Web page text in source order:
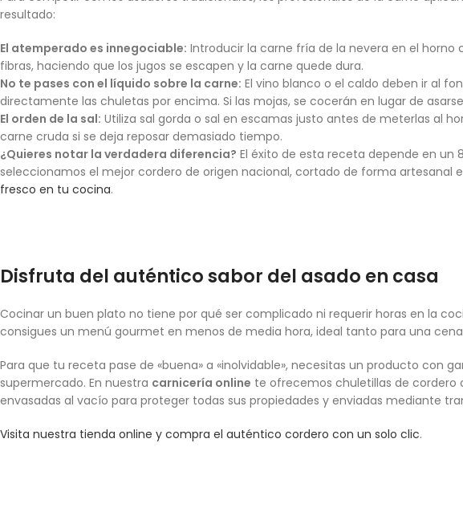
resultado:
El atemperado es innegociable: Introducir la carne fría de la nevera en el
fibras, haciendo que los jugos se escapen y la carne quede dura.
No te pases con el líquido sobre la carne: El vino blanco o el caldo deben ir al
directamente las chuletas por encima. Si las mojas, se cocerán en lugar de
El orden de la sal: Utiliza sal gorda o sal en escamas justo antes de meterlas al
carne cruda si se deja reposar demasiado tiempo.
¿Quieres notar la verdadera diferencia? El éxito de esta receta depende en un
seleccionamos el mejor cordero de origen nacional, cortado de forma artesanal
fresco en tu cocina.
Disfruta del auténtico sabor del asado en casa
Cocinar un buen plato no tiene por qué ser complicado ni requerir horas en la
consigues un menú gourmet en menos de media hora, ideal tanto para una
Para que tu receta pase de «buena» a «inolvidable», necesitas un producto con
supermercado. En nuestra carnicería online te ofrecemos chuletillas de cordero
envasadas al vacío para proteger todas sus propiedades y enviadas mediante
Visita nuestra tienda online y compra el auténtico cordero con un solo clic.